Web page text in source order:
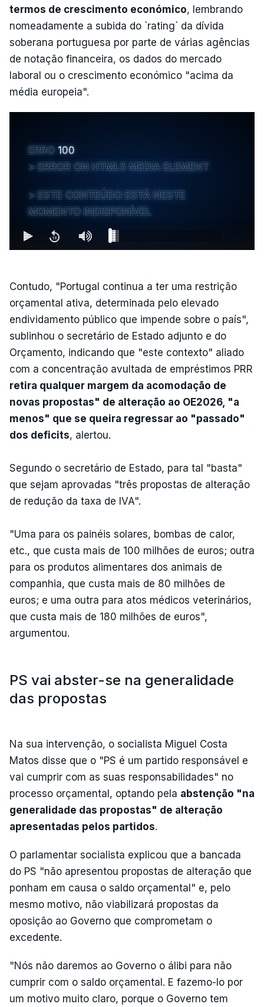
termos de crescimento económico, lembrando
nomeadamente a subida do `rating` da dívida
soberana portuguesa por parte de várias agências
de notação financeira, os dados do mercado
laboral ou o crescimento económico "acima da
média europeia".
ERRO 100
ERROR ON HTML5 MEDIA ELEMENT
ESTE CONTEÚDO ESTÁ NESTE
MOMENTO INDISPONÍVEL
Contudo, "Portugal continua a ter uma restrição
orçamental ativa, determinada pelo elevado
endividamento público que impende sobre o país",
sublinhou o secretário de Estado adjunto e do
Orçamento, indicando que "este contexto" aliado
com a concentração avultada de empréstimos PRR
retira qualquer margem da acomodação de
novas propostas" de alteração ao OE2026, "a
menos" que se queira regressar ao "passado"
dos deficits, alertou.
Segundo o secretário de Estado, para tal "basta"
que sejam aprovadas "três propostas de alteração
de redução da taxa de IVA".
"Uma para os painéis solares, bombas de calor,
etc., que custa mais de 100 milhões de euros; outra
para os produtos alimentares dos animais de
companhia, que custa mais de 80 milhões de
euros; e uma outra para atos médicos veterinários,
que custa mais de 180 milhões de euros",
argumentou.
PS vai abster-se na generalidade
das propostas
Na sua intervenção, o socialista Miguel Costa
Matos disse que o "PS é um partido responsável e
vai cumprir com as suas responsabilidades" no
processo orçamental, optando pela abstenção "na
generalidade das propostas" de alteração
apresentadas pelos partidos.
O parlamentar socialista explicou que a bancada
do PS "não apresentou propostas de alteração que
ponham em causa o saldo orçamental" e, pelo
mesmo motivo, não viabilizará propostas da
oposição ao Governo que comprometam o
excedente.
"Nós não daremos ao Governo o álibi para não
cumprir com o saldo orçamental. E fazemo-lo por
um motivo muito claro, porque o Governo tem